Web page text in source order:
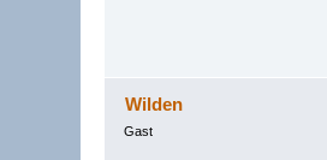
Wilden
Gast